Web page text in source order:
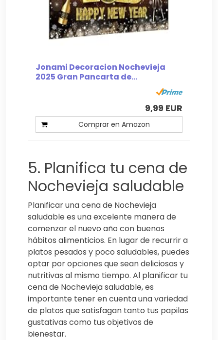
Jonami Decoracion Nochevieja
2025 Gran Pancarta de...
9,99 EUR
Comprar en Amazon
5. Planifica tu cena de
Nochevieja saludable
Planificar una cena de Nochevieja
saludable es una excelente manera de
comenzar el nuevo año con buenos
hábitos alimenticios. En lugar de recurrir a
platos pesados y poco saludables, puedes
optar por opciones que sean deliciosas y
nutritivas al mismo tiempo. Al planificar tu
cena de Nochevieja saludable, es
importante tener en cuenta una variedad
de platos que satisfagan tanto tus papilas
gustativas como tus objetivos de
bienestar.